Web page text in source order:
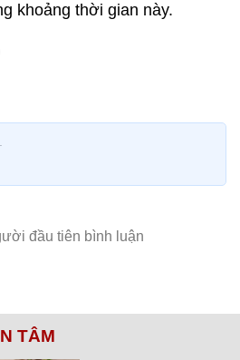
khoảng thời gian này.
TÂM